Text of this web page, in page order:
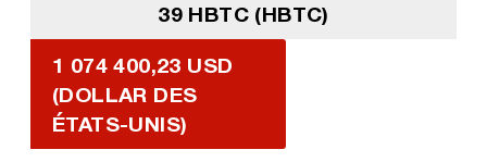
39 HBTC (HBTC)
1 074 400,23 USD
(DOLLAR DES
ÉTATS-UNIS)